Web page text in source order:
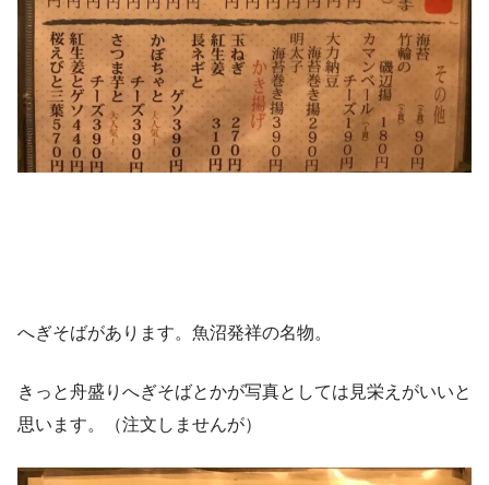
へぎそばがあります。魚沼発祥の名物。
きっと舟盛りへぎそばとかが写真としては見栄えがいいと
思います。（注文しませんが）